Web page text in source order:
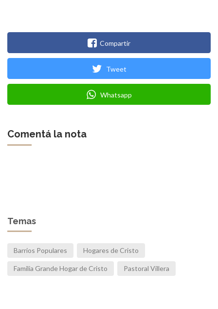
Compartir
Tweet
Whatsapp
Comentá la nota
Temas
Barrios Populares Hogares de Cristo
Familia Grande Hogar de Cristo Pastoral Villera